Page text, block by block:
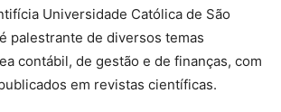
Universidade Católica de São
palestrante de diversos temas
contábil, de gestão e de finanças, com
em revistas científicas.